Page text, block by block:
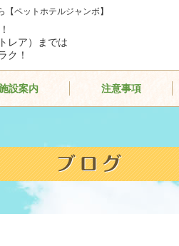
ペットホテルジャンボ】
レア）までは
ク！
設案内 注意事項